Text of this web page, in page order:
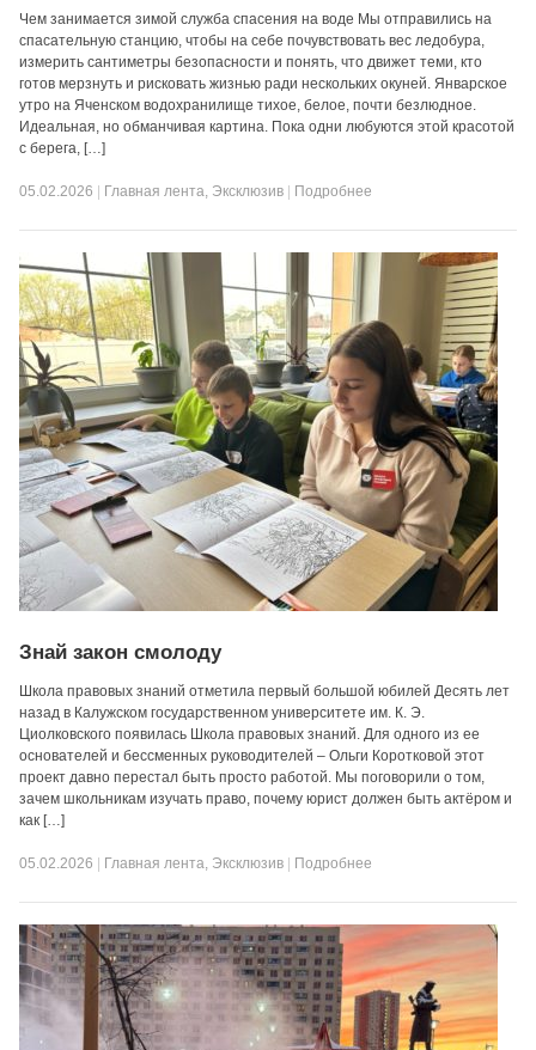
Чем занимается зимой служба спасения на воде Мы отправились на
спасательную станцию, чтобы на себе почувствовать вес ледобура,
измерить сантиметры безопасности и понять, что движет теми, кто
готов мерзнуть и рисковать жизнью ради нескольких окуней. Январское
утро на Яченском водохранилище тихое, белое, почти безлюдное.
Идеальная, но обманчивая картина. Пока одни любуются этой красотой
с берега, […]
05.02.2026 Главная лента, Эксклюзив Подробнее
Знай закон смолоду
Школа правовых знаний отметила первый большой юбилей Десять лет
назад в Калужском государственном университете им. К. Э.
Циолковского появилась Школа правовых знаний. Для одного из ее
основателей и бессменных руководителей – Ольги Коротковой этот
проект давно перестал быть просто работой. Мы поговорили о том,
зачем школьникам изучать право, почему юрист должен быть актёром и
как […]
05.02.2026 Главная лента, Эксклюзив Подробнее